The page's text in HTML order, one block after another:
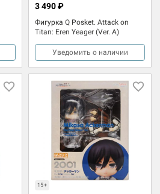
Фигурка Q Posket. Attack on
Titan: Eren Yeager (Ver. A)
3 490 ₽
Уведомить о наличии
15+